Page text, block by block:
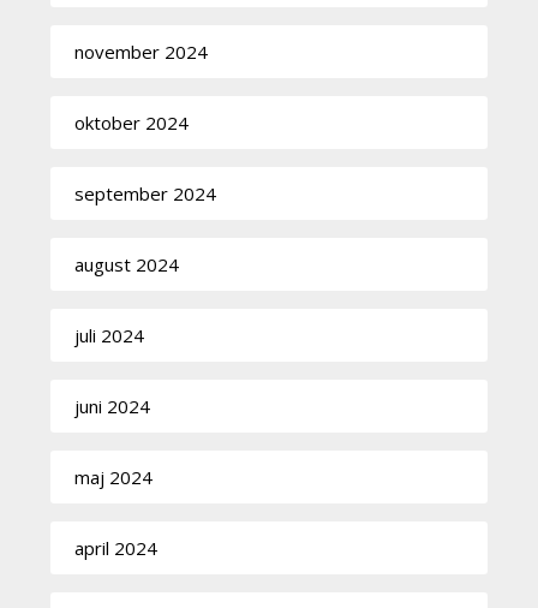
november 2024
oktober 2024
september 2024
august 2024
juli 2024
juni 2024
maj 2024
april 2024